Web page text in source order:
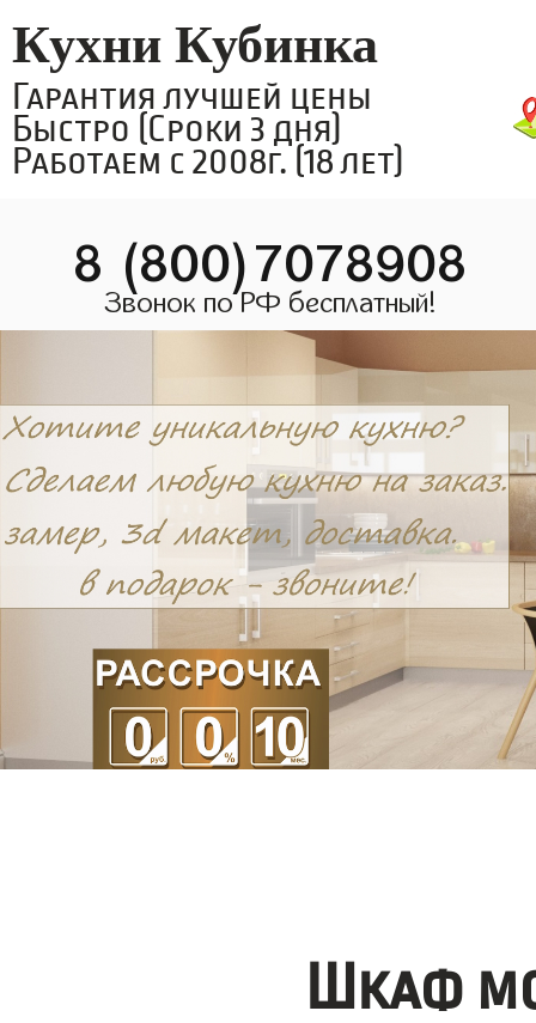
Кухни Кубинка
Гарантия лучшей цены
Быстро (Сроки 3 дня)
Работаем с 2008г. (18 лет)
8 (800)7078908
Звонок по РФ бесплатный!
Шкаф